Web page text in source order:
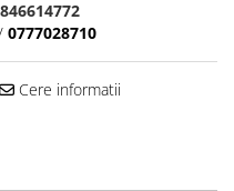
0777028710
Cere informatii